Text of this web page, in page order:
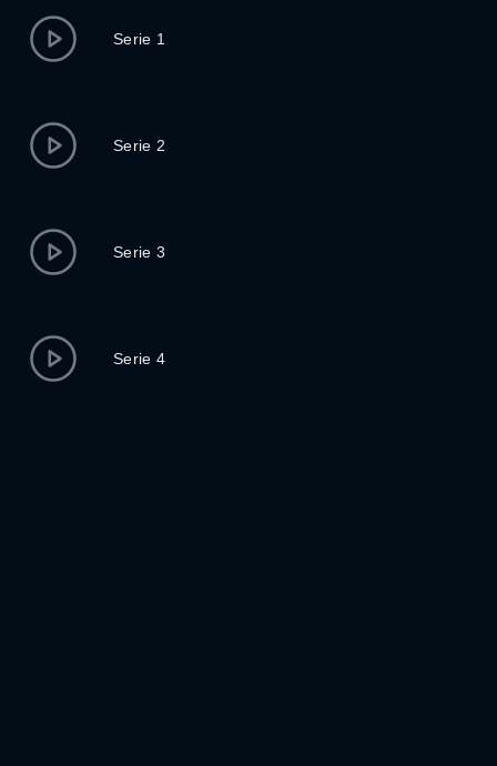
Serie 1
Serie 2
Serie 3
Serie 4